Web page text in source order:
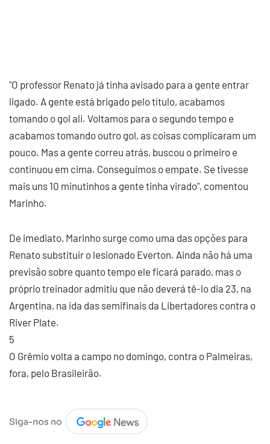
"O professor Renato já tinha avisado para a gente entrar
ligado. A gente está brigado pelo título, acabamos
tomando o gol ali. Voltamos para o segundo tempo e
acabamos tomando outro gol, as coisas complicaram um
pouco. Mas a gente correu atrás, buscou o primeiro e
continuou em cima. Conseguimos o empate. Se tivesse
mais uns 10 minutinhos a gente tinha virado", comentou
Marinho.
De imediato, Marinho surge como uma das opções para
Renato substituir o lesionado Everton. Ainda não há uma
previsão sobre quanto tempo ele ficará parado, mas o
próprio treinador admitiu que não deverá tê-lo dia 23, na
Argentina, na ida das semifinais da Libertadores contra o
River Plate.
5
O Grêmio volta a campo no domingo, contra o Palmeiras,
fora, pelo Brasileirão.